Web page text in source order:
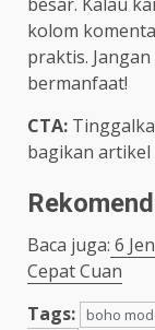
kolom
praktis.
bermanfaat!
CTA:
bagikan artikel
Baca juga: 6
Cepat Cuan
Tags:
boho